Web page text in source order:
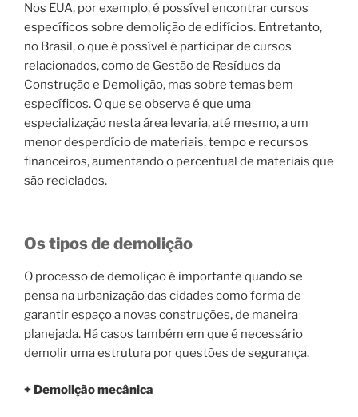
Nos EUA, por exemplo, é possível encontrar cursos
específicos sobre demolição de edifícios. Entretanto,
no Brasil, o que é possível é participar de cursos
relacionados, como de Gestão de Resíduos da
Construção e Demolição, mas sobre temas bem
específicos. O que se observa é que uma
especialização nesta área levaria, até mesmo, a um
menor desperdício de materiais, tempo e recursos
financeiros, aumentando o percentual de materiais que
são reciclados.
Os tipos de demolição
O processo de demolição é importante quando se
pensa na urbanização das cidades como forma de
garantir espaço a novas construções, de maneira
planejada. Há casos também em que é necessário
demolir uma estrutura por questões de segurança.
+ Demolição mecânica